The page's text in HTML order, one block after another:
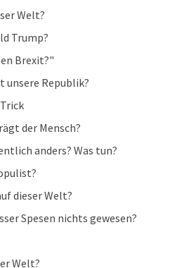
Welt?
Trump?
Brexit?"
unsere Republik?
der Mensch?
anders? Was tun?
dieser Welt?
Spesen nichts gewesen?
Welt?